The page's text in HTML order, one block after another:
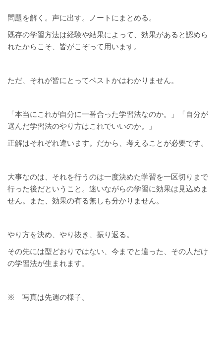
問題を解く。声に出す。ノートにまとめる。
既存の学習方法は経験や結果によって、効果があると認めら
れたからこそ、皆がこぞって用います。
ただ、それが皆にとってベストかはわかりません。
「本当にこれが自分に一番合った学習法なのか。」「自分が
選んだ学習法のやり方はこれでいいのか。」
正解はそれぞれ違います。だから、考えることが必要です。
大事なのは、それを行うのは一度決めた学習を一区切りまで
行った後だということ。迷いながらの学習に効果は見込めま
せん。また、効果の有る無しも分かりません。
やり方を決め、やり抜き、振り返る。
その先には型どおりではない、今までと違った、その人だけ
の学習法が生まれます。
※ 写真は先週の様子。